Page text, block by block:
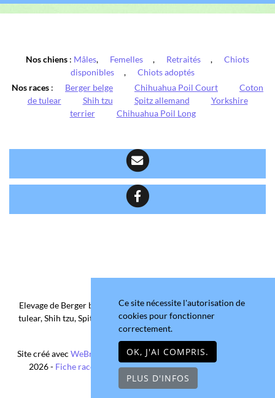
Nos chiens : Mâles, Femelles , Retraités ,
Chiots
disponibles
,
Chiots adoptés
Nos races : Berger belge Chihuahua Poil Court
Coton
de tulear
Shih tzu Spitz allemand
Yorkshire
terrier
Chihuahua Poil Long
Elevage de Berger belge, Chihuahua Poil Court/Long, Coton de
tulear, Shih tzu, Spitz allemand et Yorkshire terrier depuis 2006
situé en Maine-et-Loire
Site créé avec WeBreed
- Copyright© Domaine de la Chantelaie
2026 - Fiche race Chihuahua Poil Long-Mentions légales
Ce site nécessite l'autorisation de
cookies pour fonctionner
correctement.
OK, J'AI COMPRIS.
PLUS D'INFOS